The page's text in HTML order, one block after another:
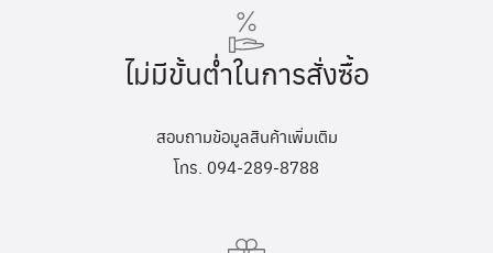
ไม่มีขั้นต่ำในการสั่งซื้อ
สอบถามข้อมูลสินค้าเพิ่มเติม
โทร. 094-289-8788